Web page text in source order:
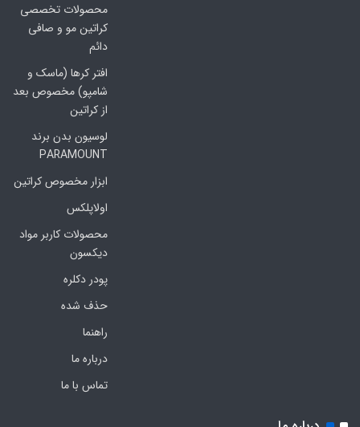
محصولات تخصصی
کراتین مو و صافی
دائم
افتر کرها (ماسک و
شامپو) مخصوص بعد
از کراتین
لوسیون بدن برند
PARAMOUNT
ابزار مخصوص کراتین
اولاپلکس
محصولات کاربر مواد
دیکسون
پودر دکلره
حذف شده
راهنما
درباره ما
تماس با ما